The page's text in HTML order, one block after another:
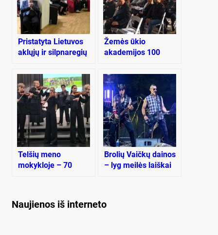
Pris­ta­ty­ta Lie­tu­vos
ak­lų­jų ir silp­na­re­gių
kūrybos pa­ro­da
Žemės ūkio
akademijos 100
Plungėje
Telšių meno
mokykloje – 70
Brolių Vaičkų dainos
– lyg meilės laiškai
Naujienos iš interneto